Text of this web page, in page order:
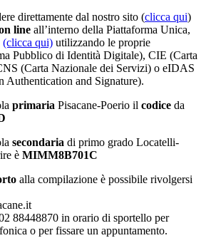
direttamente dal nostro sito (clicca qui)
line all’interno della Piattaforma Unica,
(clicca qui) utilizzando le proprie
Pubblico di Identità Digitale), CIE (Carta
(Carta Nazionale dei Servizi) o eIDAS
Authentication and Signature).
primaria Pisacane-Poerio il codice da
secondaria di primo grado Locatelli-
è MIMM8B701C
alla compilazione è possibile rivolgersi
88448870 in orario di sportello per
o per fissare un appuntamento.